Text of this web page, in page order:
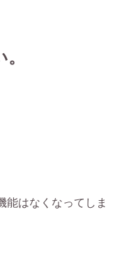
能はなくなってしま